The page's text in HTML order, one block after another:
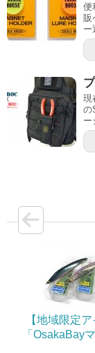
便
販
ー
現
の
ー
【地域限定ア
「OsakaBay